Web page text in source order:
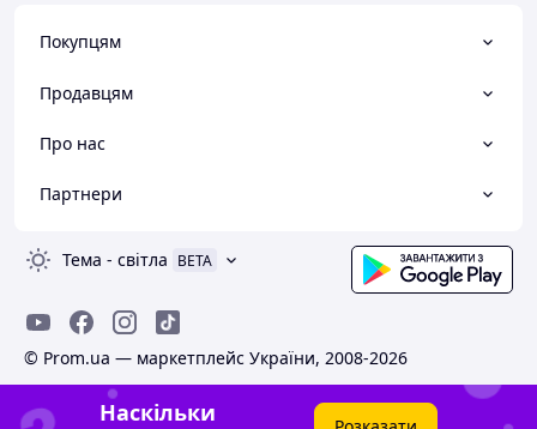
Покупцям
Продавцям
Про нас
Партнери
Тема - світла BETA
© Prom.ua — маркетплейс України, 2008-2026
Наскільки